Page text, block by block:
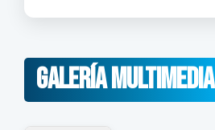
Galería Multimedia